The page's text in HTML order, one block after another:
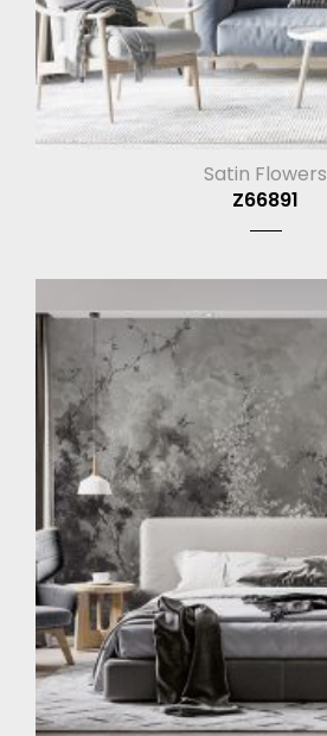
Satin Flowers
Z66891